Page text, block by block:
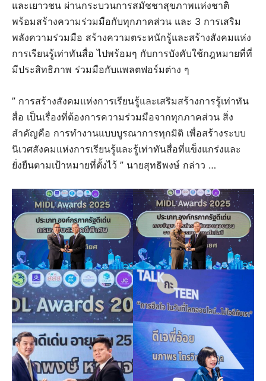
และเยาวชน ผ่านกระบวนการสมัชชาสุขภาพแห่งชาติ
พร้อมสร้างความร่วมมือกับทุกภาคส่วน และ 3 การเสริม
พลังความร่วมมือ สร้างความตระหนักรู้และสร้างสังคมแห่ง
การเรียนรู้เท่าทันสื่อ ไปพร้อมๆ กับการบังคับใช้กฎหมายที่ที่
มีประสิทธิภาพ ร่วมมือกับแพลตฟอร์มต่าง ๆ
” การสร้างสังคมแห่งการเรียนรู้และเสริมสร้างการรู้เท่าทัน
สื่อ เป็นเรื่องที่ต้องการความร่วมมือจากทุกภาคส่วน สิ่ง
สำคัญคือ การทำงานแบบบูรณาการทุกมิติ เพื่อสร้างระบบ
นิเวศสังคมแห่งการเรียนรู้และรู้เท่าทันสื่อที่แข็งแกร่งและ
ยั่งยืนตามเป้าหมายที่ตั้งไว้ ” นายสุทธิพงษ์ กล่าว …